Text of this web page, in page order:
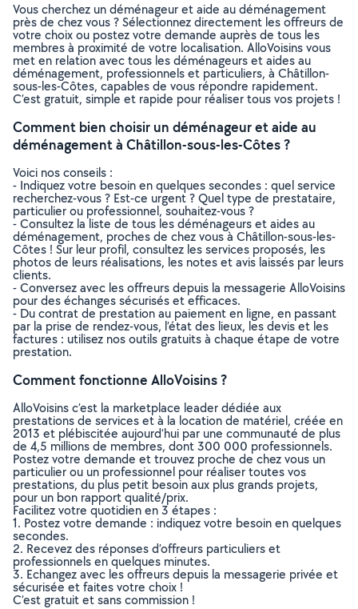
Vous cherchez un déménageur et aide au déménagement
près de chez vous ? Sélectionnez directement les offreurs de
votre choix ou postez votre demande auprès de tous les
membres à proximité de votre localisation. AlloVoisins vous
met en relation avec tous les déménageurs et aides au
déménagement, professionnels et particuliers, à Châtillon-
sous-les-Côtes, capables de vous répondre rapidement.
C’est gratuit, simple et rapide pour réaliser tous vos projets !
Comment bien choisir un déménageur et aide au
déménagement à Châtillon-sous-les-Côtes ?
Voici nos conseils :
- Indiquez votre besoin en quelques secondes : quel service
recherchez-vous ? Est-ce urgent ? Quel type de prestataire,
particulier ou professionnel, souhaitez-vous ?
- Consultez la liste de tous les déménageurs et aides au
déménagement, proches de chez vous à Châtillon-sous-les-
Côtes ! Sur leur profil, consultez les services proposés, les
photos de leurs réalisations, les notes et avis laissés par leurs
clients.
- Conversez avec les offreurs depuis la messagerie AlloVoisins
pour des échanges sécurisés et efficaces.
- Du contrat de prestation au paiement en ligne, en passant
par la prise de rendez-vous, l’état des lieux, les devis et les
factures : utilisez nos outils gratuits à chaque étape de votre
prestation.
Comment fonctionne AlloVoisins ?
AlloVoisins c’est la marketplace leader dédiée aux
prestations de services et à la location de matériel, créée en
2013 et plébiscitée aujourd’hui par une communauté de plus
de 4,5 millions de membres, dont 300 000 professionnels.
Postez votre demande et trouvez proche de chez vous un
particulier ou un professionnel pour réaliser toutes vos
prestations, du plus petit besoin aux plus grands projets,
pour un bon rapport qualité/prix.
Facilitez votre quotidien en 3 étapes :
1. Postez votre demande : indiquez votre besoin en quelques
secondes.
2. Recevez des réponses d’offreurs particuliers et
professionnels en quelques minutes.
3. Echangez avec les offreurs depuis la messagerie privée et
sécurisée et faites votre choix !
C’est gratuit et sans commission !